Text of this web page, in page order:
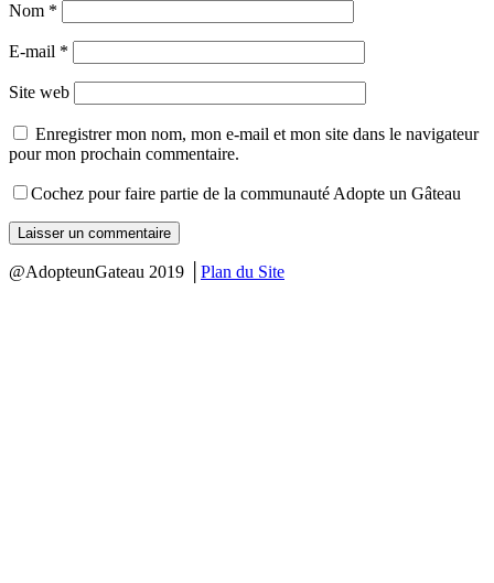
Nom *
E-mail *
Site web
Enregistrer mon nom, mon e-mail et mon site dans le navigateur
pour mon prochain commentaire.
Cochez pour faire partie de la communauté Adopte un Gâteau
@AdopteunGateau 2019 │ Plan du Site